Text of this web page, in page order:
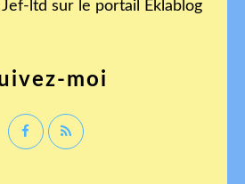
Jef-ltd sur le portail Eklablog
moi